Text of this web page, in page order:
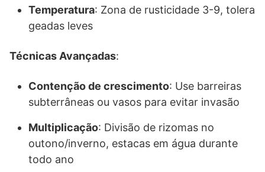
Temperatura: Zona de rusticidade 3-9, tolera
geadas leves
Técnicas Avançadas:
Contenção de crescimento: Use barreiras
subterrâneas ou vasos para evitar invasão
Multiplicação: Divisão de rizomas no
outono/inverno, estacas em água durante
todo ano